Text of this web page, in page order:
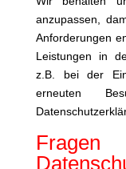
anzupassen,
Anforderungen
Leistungen in
z.B. bei der
erneuten